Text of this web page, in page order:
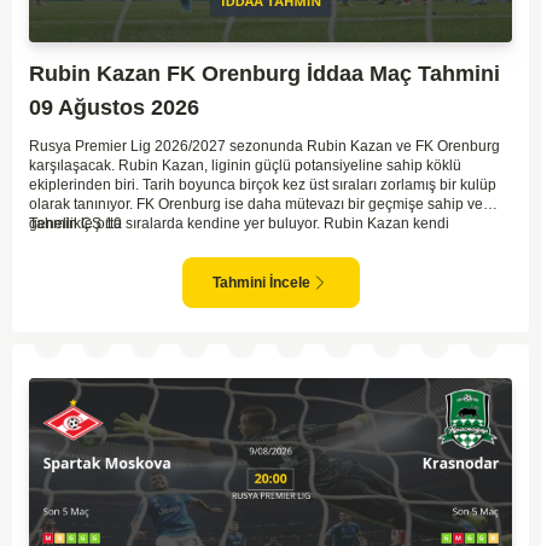
Rubin Kazan FK Orenburg İddaa Maç Tahmini
09 Ağustos 2026
Rusya Premier Lig 2026/2027 sezonunda Rubin Kazan ve FK Orenburg
karşılaşacak. Rubin Kazan, liginin güçlü potansiyeline sahip köklü
ekiplerinden biri. Tarih boyunca birçok kez üst sıraları zorlamış bir kulüp
olarak tanınıyor. FK Orenburg ise daha mütevazı bir geçmişe sahip ve
genellikle orta sıralarda kendine yer buluyor. Rubin Kazan kendi
gösteriyor. Toparlayacak olursak bu maçta ev sahibi ekibin bir adım önde
Tahmin ÇŞ 10
Tahmini İncele